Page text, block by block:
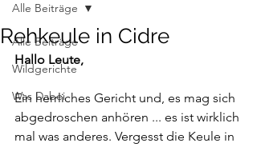
Alle Beiträge
Wildgerichte
Was Dabei
Alle Beiträge
Rehkeule in Cidre
Hallo Leute,
Ein herrliches Gericht und, es mag sich
abgedroschen anhören ... es ist wirklich
mal was anderes. Vergesst die Keule in